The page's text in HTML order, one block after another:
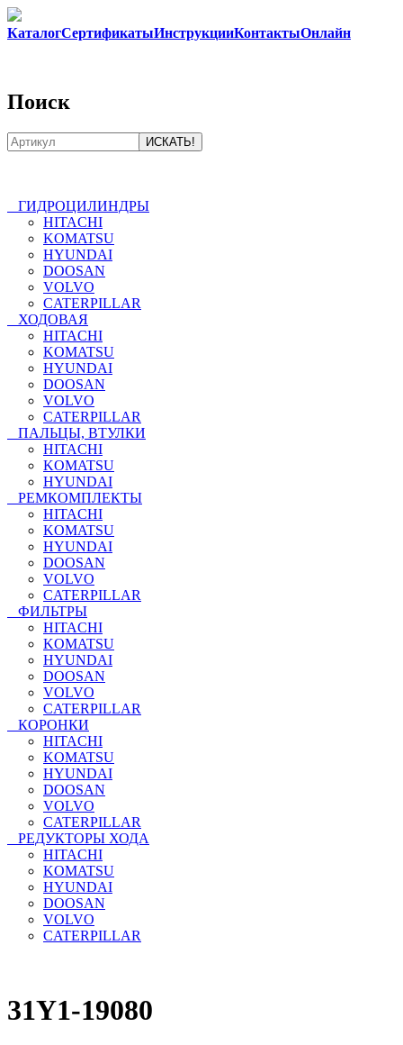
КаталогСертификатыИнструкцииКонтактыОнлайн
Поиск
ГИДРОЦИЛИНДРЫ
HITACHI
KOMATSU
HYUNDAI
DOOSAN
VOLVO
CATERPILLAR
ХОДОВАЯ
HITACHI
KOMATSU
HYUNDAI
DOOSAN
VOLVO
CATERPILLAR
ПАЛЬЦЫ, ВТУЛКИ
HITACHI
KOMATSU
HYUNDAI
РЕМКОМПЛЕКТЫ
HITACHI
KOMATSU
HYUNDAI
DOOSAN
VOLVO
CATERPILLAR
ФИЛЬТРЫ
HITACHI
KOMATSU
HYUNDAI
DOOSAN
VOLVO
CATERPILLAR
КОРОНКИ
HITACHI
KOMATSU
HYUNDAI
DOOSAN
VOLVO
CATERPILLAR
РЕДУКТОРЫ ХОДА
HITACHI
KOMATSU
HYUNDAI
DOOSAN
VOLVO
CATERPILLAR
31Y1-19080